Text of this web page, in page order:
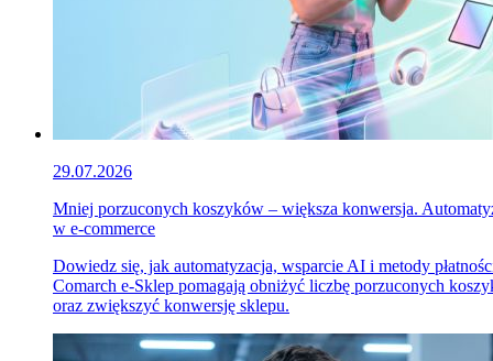
29.07.2026
Mniej porzuconych koszyków – większa konwersja.
w e-commerce
Dowiedz się, jak automatyzacja, wsparcie AI i metody
Comarch e-Sklep pomagają obniżyć liczbę porzuconych
oraz zwiększyć konwersję sklepu.